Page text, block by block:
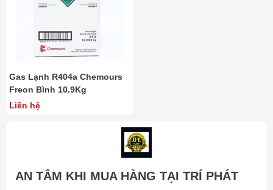
Gas Lạnh R404a Chemours
Freon Bình 10.9Kg
Liên hệ
AN TÂM KHI MUA HÀNG TẠI TRÍ PHÁT